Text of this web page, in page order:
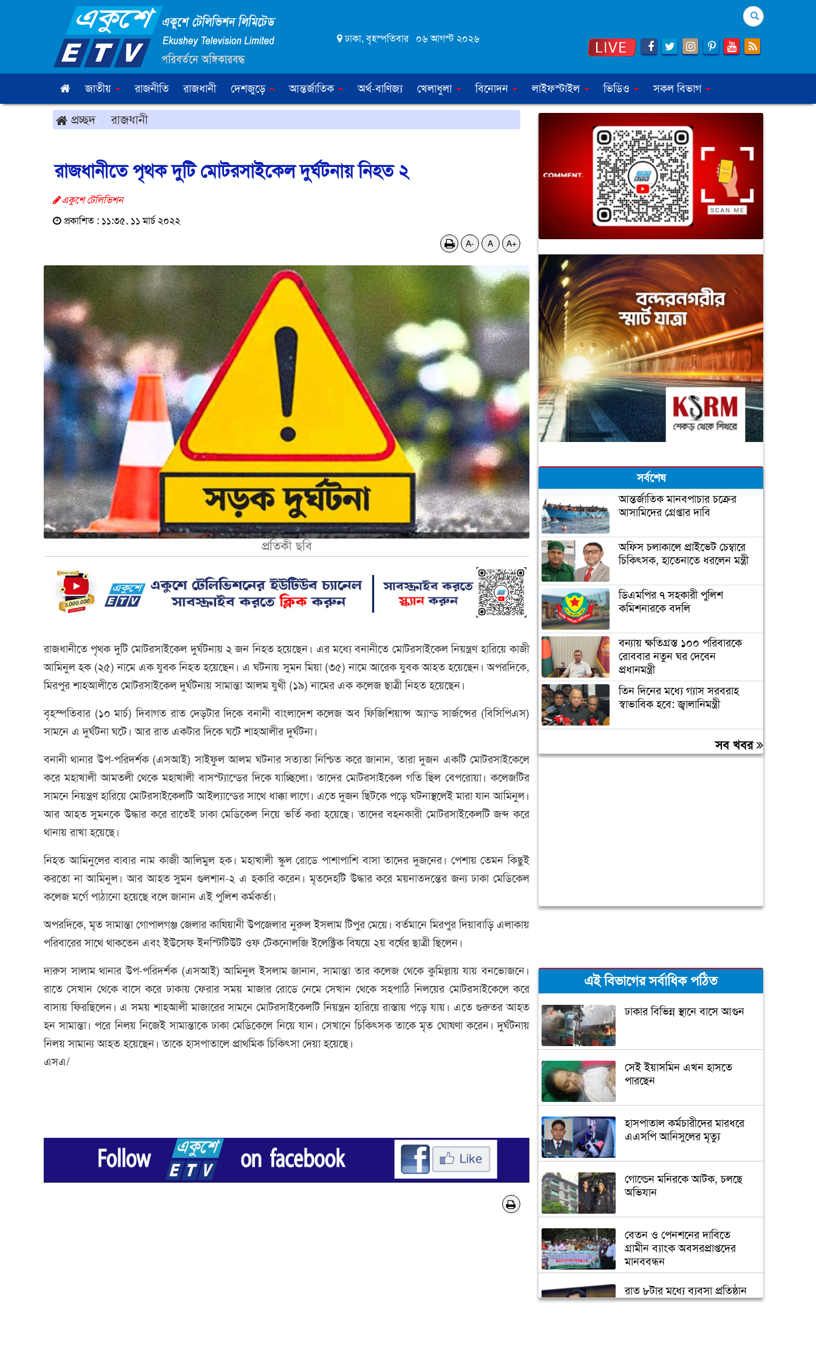
ঢাকা, বৃহস্পতিবার ০৬ আগস্ট ২০২৬
Search
জাতীয় রাজনীতি রাজধানী দেশজুড়ে আন্তর্জাতিক অর্থ-বাণিজ্য খেলাধুলা বিনোদন লাইফস্টাইল ভিডিও সকল বিভাগ
প্রচ্ছদ রাজধানী
রাজধানীতে পৃথক দুটি মোটরসাইকেল দুর্ঘটনায় নিহত ২
একুশে টেলিভিশন
প্রকাশিত : ১১:৩৫, ১১ মার্চ ২০২২
A- A A+
প্রতিকী ছবি
রাজধানীতে পৃথক দুটি মোটরসাইকেল দুর্ঘটনায় ২ জন নিহত হয়েছেন। এর মধ্যে বনানীতে মোটরসাইকেল নিয়ন্ত্রণ হারিয়ে কাজী
আমিনুল হক (২৫) নামে এক যুবক নিহত হয়েছেন। এ ঘটনায় সুমন মিয়া (৩৫) নামে আরেক যুবক আহত হয়েছেন। অপরদিকে,
মিরপুর শাহআলীতে মোটরসাই‌কেল দুর্ঘটনায় সামান্তা আলম যুথী (১৯) নামের এক কলেজ ছাত্রী নিহত হয়েছেন।
বৃহস্পতিবার (১০ মার্চ) দিবাগত রাত দেড়টার দিকে বনানী বাংলাদেশ কলেজ অব ফিজিশিয়ান্স অ্যান্ড সার্জন্সের (বিসিপিএস)
সামনে এ দুর্ঘটনা ঘটে। আর রাত একটার দিকে ঘটে শাহআলীর দুর্ঘটনা।
বনানী থানার উপ-পরিদর্শক (এসআই) সাইফুল আলম ঘটনার সত্যতা নিশ্চিত করে জানান, তারা দুজন একটি মোটরসাইকেলে
করে মহাখালী আমতলী থেকে মহাখালী বাসস্ট্যান্ডের দিকে যাচ্ছিলো। তাদের মোটরসাইকেল গতি ছিল বেপরোয়া। কলেজটির
সামনে নিয়ন্ত্রণ হারিয়ে মোটরসাইকেলটি আইল্যান্ডের সাথে ধাক্কা লাগে। এতে দুজন ছিটকে পড়ে ঘটনাস্থলেই মারা যান আমিনুল।
আর আহত সুমনকে উদ্ধার করে রাতেই ঢাকা মেডিকেল নিয়ে ভর্তি করা হয়েছে। তাদের বহনকারী মোটরসাইকেলটি জব্দ করে
থানায় রাখা হয়েছে।
নিহত আমিনুলের বাবার নাম কাজী আলিমুল হক। মহাখালী স্কুল রোডে পাশাপাশি বাসা তাদের দুজনের। পেশায় তেমন কিছুই
করতো না আমিনুল। আর আহত সুমন গুলশান-২ এ হকারি করেন। মৃতদেহটি উদ্ধার করে ময়নাতদন্তের জন্য ঢাকা মেডিকেল
কলেজ মর্গে পাঠানো হয়েছে বলে জানান এই পুলিশ কর্মকর্তা।
অপরদিকে, মৃত সামান্তা গোপালগঞ্জ জেলার কাষিয়ানী উপজেলার নুরুল ইসলাম টিপুর মেয়ে। বর্তমানে মিরপুর দিয়াবাড়ি এলাকায়
পরিবারের সাথে থাকতেন এবং ইউসেফ ইনস্টিটিউট ওফ টেকনোলজি ইলেক্ট্রিক বিষয়ে ২য় বর্ষের ছাত্রী ছিলেন।
দারুস সালাম থানার উপ-পরিদর্শক (এসআই) আমিনুল ইসলাম জানান, সামান্তা তার কলেজ থেকে কুমিল্লায় যায় বনভোজনে।
রাতে সেখান থেকে বাসে করে ঢাকায় ফেরার সময় মাজার রোডে নেমে সেখান থেকে সহপাঠি নিলয়ের মোটরসাইকেলে করে
বাসায় ফিরছিলেন। এ সময় শাহআলী মাজারের সামনে মোটরসাইকেলটি নিয়ন্ত্রন হারিয়ে রাস্তায় পড়ে যায়। এতে গুরুতর আহত
হন সামান্তা। পরে নিলয় নিজেই সামান্তাকে ঢাকা মেডিকেলে নিয়ে যান। সেখানে চিকিৎসক তাকে মৃত ঘোষণা করেন। দুর্ঘটনায়
নিলয় সামান্য আহত হয়েছেন। তাকে হাসপাতালে প্রাথমিক চিকিৎসা দেয়া হয়েছে।
এসএ/
সর্বশেষ
আন্তর্জাতিক মানবপাচার চক্রের
আসামিদের গ্রেপ্তার দাবি
অফিস চলাকালে প্রাইভেট চেম্বারে
চিকিৎসক, হাতেনাতে ধরলেন মন্ত্রী
ডিএমপির ৭ সহকারী পুলিশ
কমিশনারকে বদলি
বন্যায় ক্ষতিগ্রস্ত ১০০ পরিবারকে
রোববার নতুন ঘর দেবেন
প্রধানমন্ত্রী
তিন দিনের মধ্যে গ্যাস সরবরাহ
স্বাভাবিক হবে: জ্বালানিমন্ত্রী
ঢাকা ব্যাংকের সাবেক ৪ কর্মকর্তার
২০ বছরের কারাদণ্ড
সব খবর
এই বিভাগের সর্বাধিক পঠিত
ঢাকার বিভিন্ন স্থানে বাসে আগুন
সেই ইয়াসমিন এখন হাসতে
পারছেন
হাসপাতাল কর্মচারীদের মারধরে
এএসপি আনিসুলের মৃত্যু
গোল্ডেন মনিরকে আটক, চলছে
অভিযান
বেতন ও পেনশনের দাবিতে
গ্রামীন ব্যাংক অবসরপ্রাপ্তদের
মানববন্ধন
রাত ৮টার মধ্যে ব্যবসা প্রতিষ্ঠান
বন্ধের আহ্বান ডিএসসিসি মেয়রের